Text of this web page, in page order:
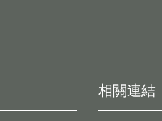
相關連結